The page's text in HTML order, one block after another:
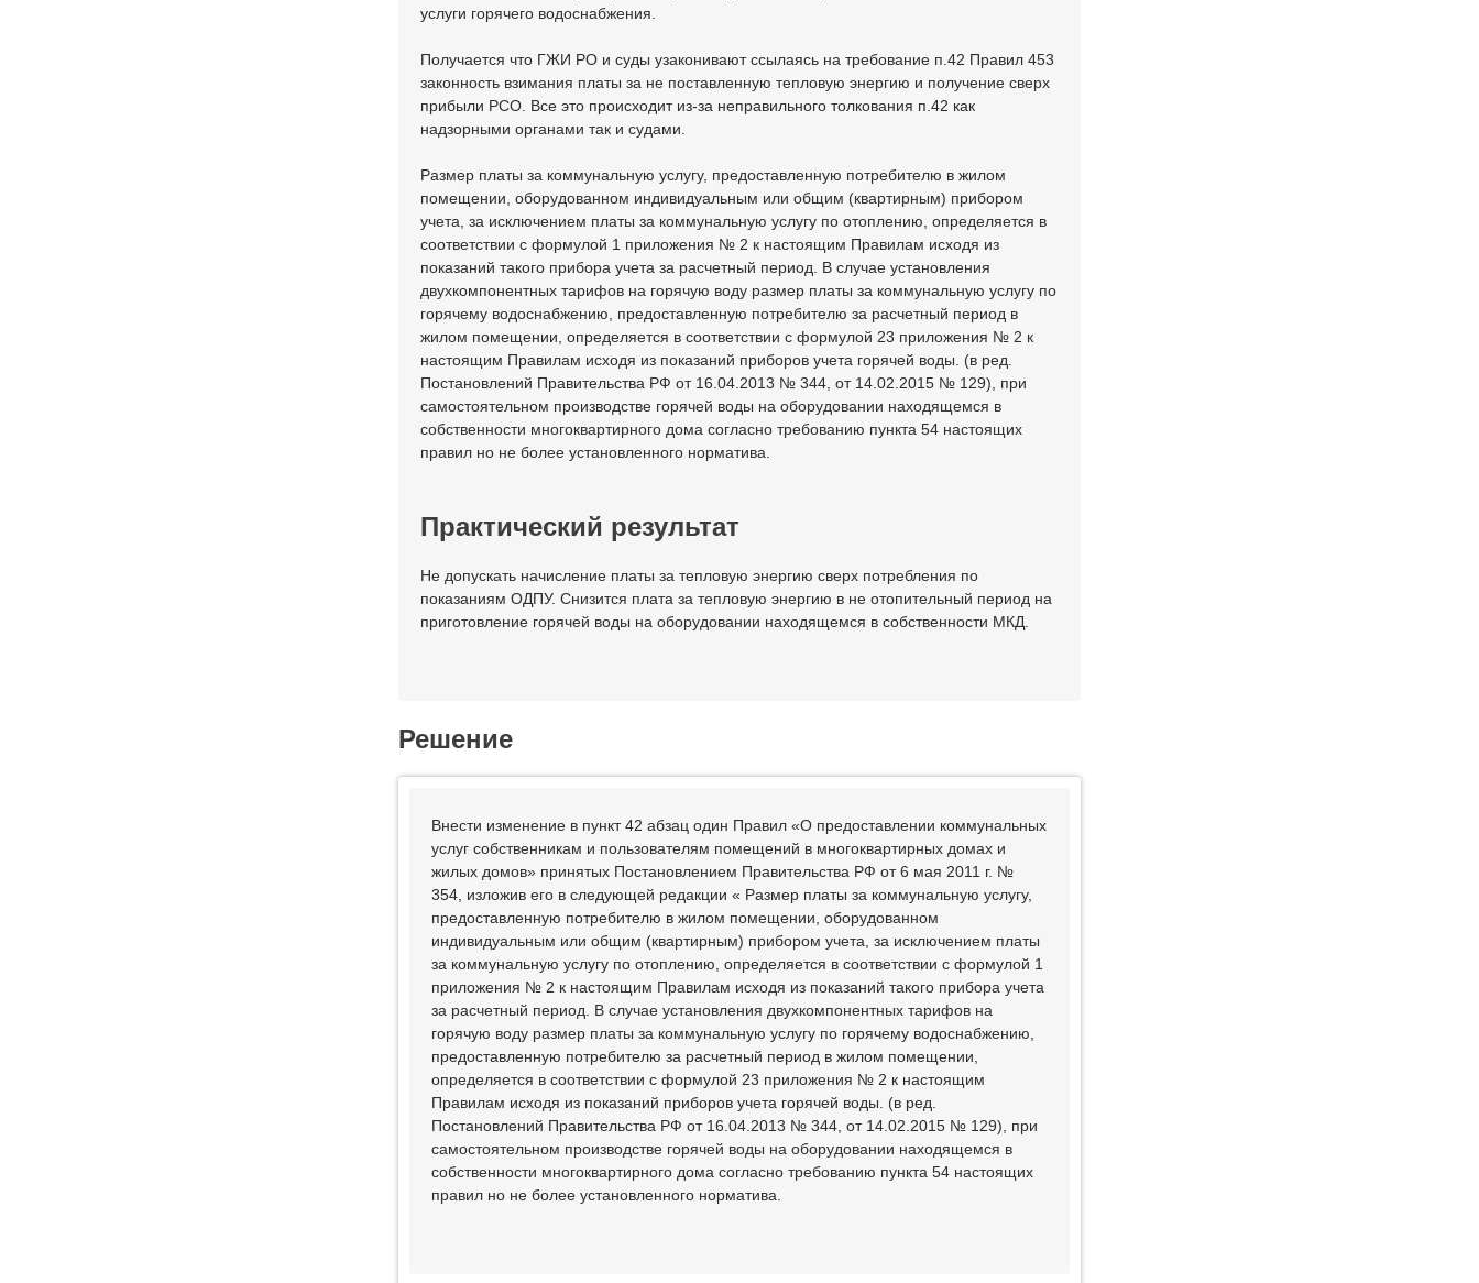
услуги горячего водоснабжения.
Получается что ГЖИ РО и суды узаконивают ссылаясь на требование п.42 Правил 453
законность взимания платы за не поставленную тепловую энергию и получение сверх
прибыли РСО. Все это происходит из-за неправильного толкования п.42 как
надзорными органами так и судами.
Размер платы за коммунальную услугу, предоставленную потребителю в жилом
помещении, оборудованном индивидуальным или общим (квартирным) прибором
учета, за исключением платы за коммунальную услугу по отоплению, определяется в
соответствии с формулой 1 приложения № 2 к настоящим Правилам исходя из
показаний такого прибора учета за расчетный период. В случае установления
двухкомпонентных тарифов на горячую воду размер платы за коммунальную услугу по
горячему водоснабжению, предоставленную потребителю за расчетный период в
жилом помещении, определяется в соответствии с формулой 23 приложения № 2 к
настоящим Правилам исходя из показаний приборов учета горячей воды. (в ред.
Постановлений Правительства РФ от 16.04.2013 № 344, от 14.02.2015 № 129), при
самостоятельном производстве горячей воды на оборудовании находящемся в
собственности многоквартирного дома согласно требованию пункта 54 настоящих
правил но не более установленного норматива.
Практический результат
Не допускать начисление платы за тепловую энергию сверх потребления по
показаниям ОДПУ. Снизится плата за тепловую энергию в не отопительный период на
приготовление горячей воды на оборудовании находящемся в собственности МКД.
Решение
Внести изменение в пункт 42 абзац один Правил «О предоставлении коммунальных
услуг собственникам и пользователям помещений в многоквартирных домах и
жилых домов» принятых Постановлением Правительства РФ от 6 мая 2011 г. №
354, изложив его в следующей редакции « Размер платы за коммунальную услугу,
предоставленную потребителю в жилом помещении, оборудованном
индивидуальным или общим (квартирным) прибором учета, за исключением платы
за коммунальную услугу по отоплению, определяется в соответствии с формулой 1
приложения № 2 к настоящим Правилам исходя из показаний такого прибора учета
за расчетный период. В случае установления двухкомпонентных тарифов на
горячую воду размер платы за коммунальную услугу по горячему водоснабжению,
предоставленную потребителю за расчетный период в жилом помещении,
определяется в соответствии с формулой 23 приложения № 2 к настоящим
Правилам исходя из показаний приборов учета горячей воды. (в ред.
Постановлений Правительства РФ от 16.04.2013 № 344, от 14.02.2015 № 129), при
самостоятельном производстве горячей воды на оборудовании находящемся в
собственности многоквартирного дома согласно требованию пункта 54 настоящих
правил но не более установленного норматива.